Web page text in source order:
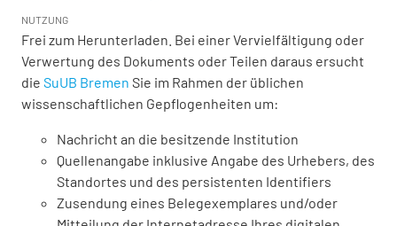
NUTZUNG
Frei zum Herunterladen. Bei einer Vervielfältigung oder
Verwertung des Dokuments oder Teilen daraus ersucht
die SuUB Bremen Sie im Rahmen der üblichen
wissenschaftlichen Gepflogenheiten um:
Nachricht an die besitzende Institution
Quellenangabe inklusive Angabe des Urhebers, des
Standortes und des persistenten Identifiers
Zusendung eines Belegexemplares und/oder